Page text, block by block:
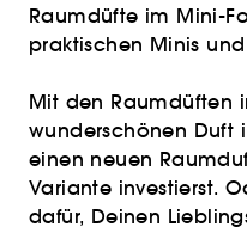
Raumdüfte im Mini-
praktischen Minis und
Mit den Raumdüften
wunderschönen Duft
einen neuen
Variante investierst.
dafür, Deinen